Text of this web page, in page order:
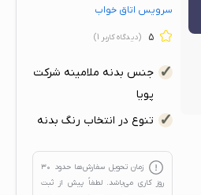
سرویس اتاق خواب
5 (دیدگاه کاربر 1
)
جنس بدنه ملامینه شرکت
پویا
تنوع در انتخاب رنگ بدنه
زمان تحویل سفارش‌ها حدود ۳۰
روز کاریمی‌باشد. لطفاً پیش از ثبت